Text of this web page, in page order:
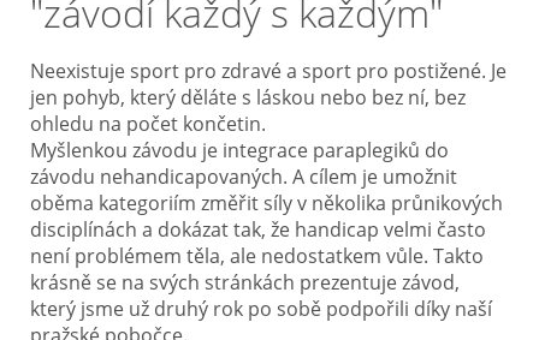
"závodí každý s každým"
Neexistuje sport pro zdravé a sport pro postižené. Je
jen pohyb, který děláte s láskou nebo bez ní, bez
ohledu na počet končetin.
Myšlenkou závodu je integrace paraplegiků do
závodu nehandicapovaných. A cílem je umožnit
oběma kategoriím změřit síly v několika průnikových
disciplínách a dokázat tak, že handicap velmi často
není problémem těla, ale nedostatkem vůle. Takto
krásně se na svých stránkách prezentuje závod,
který jsme už druhý rok po sobě podpořili díky naší